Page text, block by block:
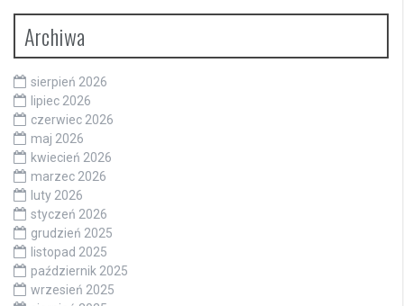
Archiwa
sierpień 2026
lipiec 2026
czerwiec 2026
maj 2026
kwiecień 2026
marzec 2026
luty 2026
styczeń 2026
grudzień 2025
listopad 2025
październik 2025
wrzesień 2025